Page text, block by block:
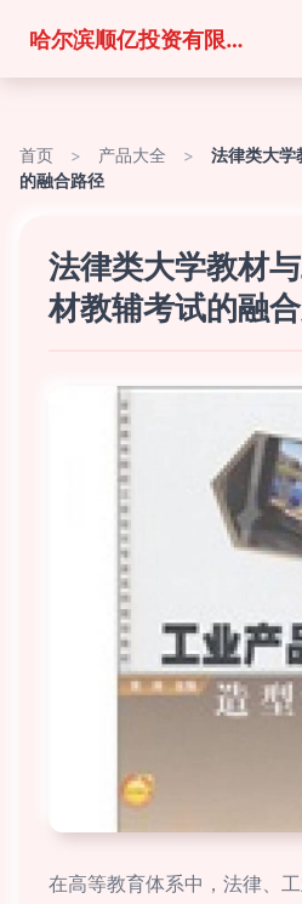
哈尔滨顺亿投资有限公司
首页 > 产品大全 >
法律类大学
的融合路径
法律类大学教材
材教辅考试的融
在高等教育体系中，法律、